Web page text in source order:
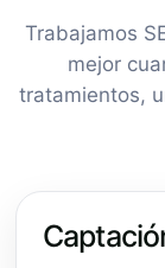
Trabajamos
mejor
tratamientos,